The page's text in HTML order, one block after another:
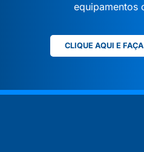
equipamentos
CLIQUE AQUI E